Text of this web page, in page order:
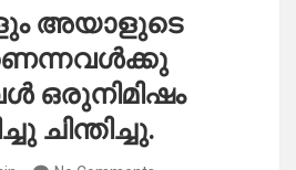
അയാളുടെ
ഒരുനിമിഷം
ചിന്തിച്ചു.